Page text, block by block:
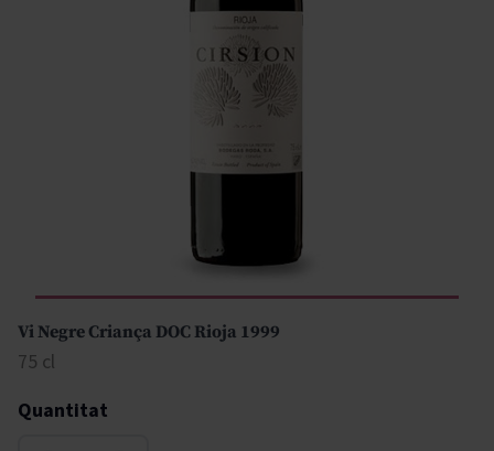
Vi Negre Criança DOC Rioja 1999
75 cl
Quantitat